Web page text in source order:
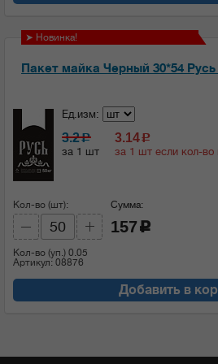
➤ Новинка!
Пакет майка Черный 30*54
Ед.изм:
3.2c
за 1 шт
3.14c
за 1 шт если кол-во
Кол-во (шт):
Кол-во (уп.) 0.05
Артикул: 08876
Сумма:
157 c
Добавить в